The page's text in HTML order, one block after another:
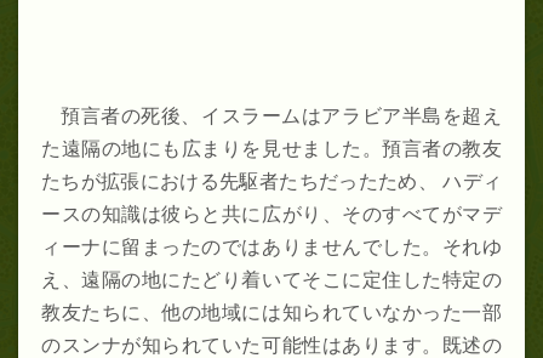
預言者の死後、イスラームはアラビア半島を超え
た遠隔の地にも広まりを見せました。預言者の教友
たちが拡張における先駆者たちだったため、 ハディ
ースの知識は彼らと共に広がり、そのすべてがマデ
ィーナに留まったのではありませんでした。それゆ
え、遠隔の地にたどり着いてそこに定住した特定の
教友たちに、他の地域には知られていなかった一部
のスンナが知られていた可能性はあります。既述の